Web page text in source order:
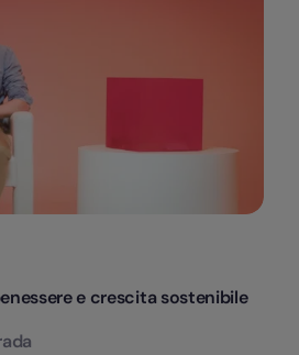
e crescita sostenibile